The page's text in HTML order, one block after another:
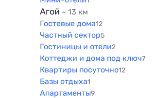
Агой ~ 13 км
Гостевые дома12
Частный сектор5
Гостиницы и отели2
Коттеджи и дома под ключ7
Квартиры посуточно12
Базы отдыха1
Апартаменты9